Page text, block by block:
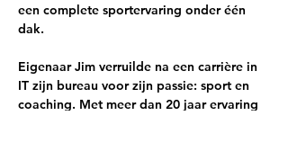
een complete sportervaring onder één
dak.
Eigenaar Jim verruilde na een carrière in
IT zijn bureau voor zijn passie: sport en
coaching. Met meer dan 20 jaar ervaring